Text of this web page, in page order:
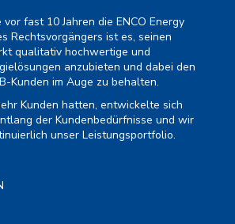
fast 10 Jahren die ENCO Energy
Rechtsvorgängers ist es, seinen
qualitativ hochwertige und
anzubieten und dabei den
Kunden im Auge zu behalten.
Kunden hatten, entwickelte sich
der Kundenbedürfnisse und wir
unser Leistungsportfolio.